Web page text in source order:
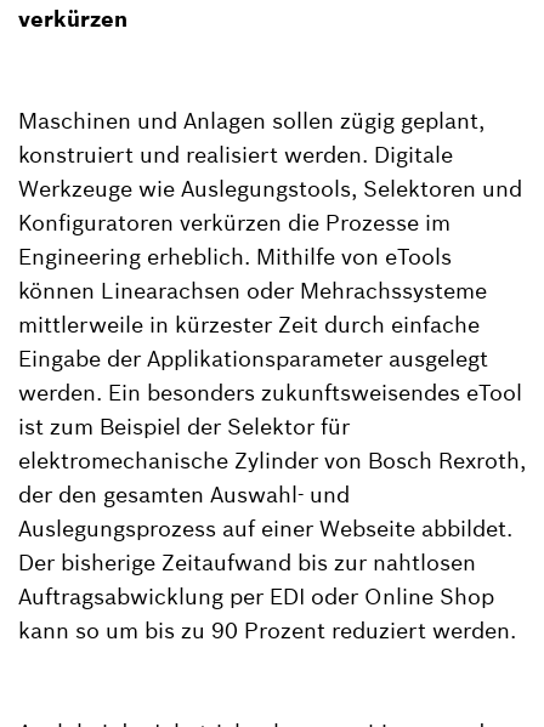
verkürzen
Maschinen und Anlagen sollen zügig geplant,
konstruiert und realisiert werden. Digitale
Werkzeuge wie Auslegungstools, Selektoren und
Konfiguratoren verkürzen die Prozesse im
Engineering erheblich. Mithilfe von eTools
können Linearachsen oder Mehrachssysteme
mittlerweile in kürzester Zeit durch einfache
Eingabe der Applikationsparameter ausgelegt
werden. Ein besonders zukunftsweisendes eTool
ist zum Beispiel der Selektor für
elektromechanische Zylinder von Bosch Rexroth,
der den gesamten Auswahl- und
Auslegungsprozess auf einer Webseite abbildet.
Der bisherige Zeitaufwand bis zur nahtlosen
Auftragsabwicklung per EDI oder Online Shop
kann so um bis zu 90 Prozent reduziert werden.